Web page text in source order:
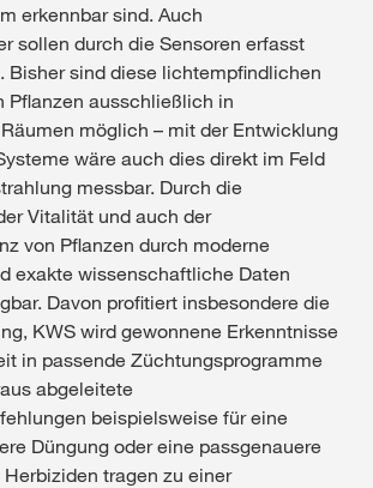
erkennbar sind. Auch
sollen durch die Sensoren erfasst
Bisher sind diese lichtempfindlichen
Pflanzen ausschließlich in
möglich – mit der Entwicklung
wäre auch dies direkt im Feld
messbar. Durch die
Vitalität und auch der
von Pflanzen durch moderne
exakte wissenschaftliche Daten
Davon profitiert insbesondere die
KWS wird gewonnene Erkenntnisse
in passende Züchtungsprogramme
abgeleitete
beispielsweise für eine
Düngung oder eine passgenauere
tragen zu einer